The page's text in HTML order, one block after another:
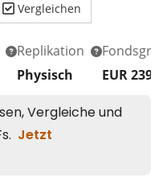
Vergleichen
Replikation
Physisch
EUR 239